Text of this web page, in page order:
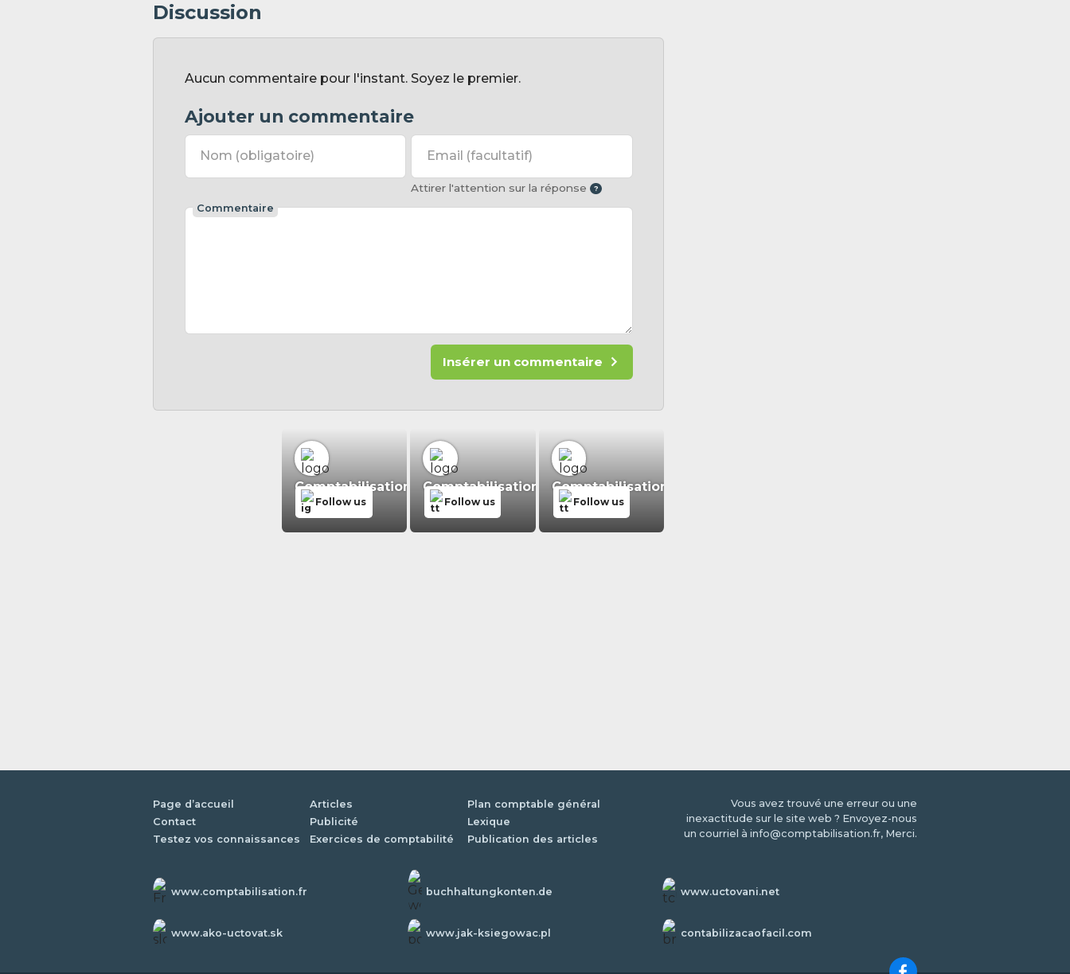
Discussion
Aucun commentaire pour l'instant. Soyez le premier.
Ajouter un commentaire
Nom (obligatoire) Email (facultatif)
Attirer l'attention sur la réponse
Commentaire
Insérer un commentaire
Comptabilisation.fr
Follow us
Comptabilisation.fr
Follow us
Comptabilisation.fr
Follow us
Page d’accueil Articles
Plan comptable général
Contact
Publicité
Lexique
Testez vos connaissances
Exercices de comptabilité Publication des articles
Vous avez trouvé une erreur ou une
inexactitude sur le site web ? Envoyez-nous
un courriel à info@comptabilisation.fr, Merci.
www.comptabilisation.fr buchhaltungkonten.de www.uctovani.net
www.ako-uctovat.sk www.jak-ksiegowac.pl contabilizacaofacil.com